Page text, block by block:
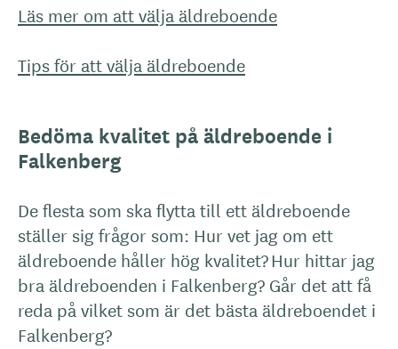
Läs mer om att välja äldreboende
Tips för att välja äldreboende
Bedöma kvalitet på äldreboende i
Falkenberg
De flesta som ska flytta till ett äldreboende
ställer sig frågor som: Hur vet jag om ett
äldreboende håller hög kvalitet? Hur hittar jag
bra äldreboenden i Falkenberg? Går det att få
reda på vilket som är det bästa äldreboendet i
Falkenberg?